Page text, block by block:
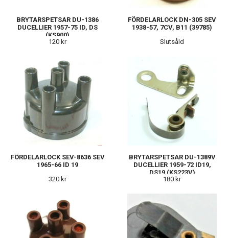
BRYTARSPETSAR DU-1386
DUCELLIER 1957-75 ID, DS
(KS900)
120 kr
FÖRDELARLOCK DN-305 SEV
1938-57, 7CV, B11 (39785)
Slutsåld
FÖRDELARLOCK SEV-8636 SEV
1965-66 ID 19
320 kr
BRYTARSPETSAR DU-1389V
DUCELLIER 1959-72 ID19,
DS19 (KS223V)
180 kr